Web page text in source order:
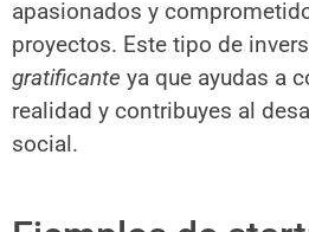
apasionados y
proyectos. Este tipo de
gratificante ya que ayudas a
realidad y contribuyes al
social.